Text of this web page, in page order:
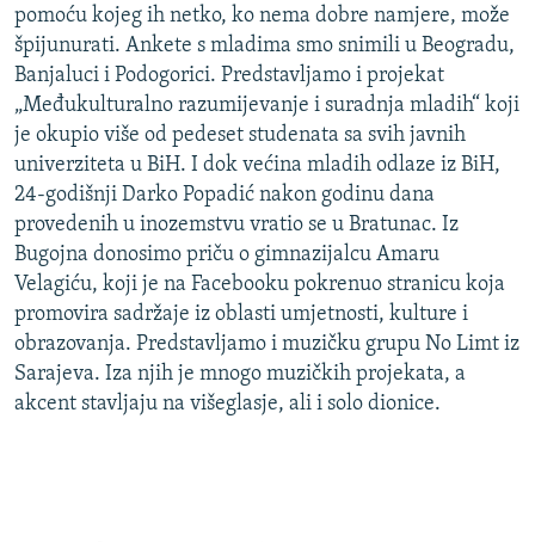
MOJA EVROPA
TRI DECENIJE OD RATA U BIH
SVE KARTE DEJTONA
NASTANAK I RASPAD JUGOSLAVIJE
pomoću kojeg ih netko, ko nema dobre namjere, može
špijunurati. Ankete s mladima smo snimili u Beogradu,
Banjaluci i Podogorici. Predstavljamo i projekat
„Međukulturalno razumijevanje i suradnja mladih“ koji
je okupio više od pedeset studenata sa svih javnih
univerziteta u BiH. I dok većina mladih odlaze iz BiH,
24-godišnji Darko Popadić nakon godinu dana
provedenih u inozemstvu vratio se u Bratunac. Iz
Bugojna donosimo priču o gimnazijalcu Amaru
Velagiću, koji je na Facebooku pokrenuo stranicu koja
promovira sadržaje iz oblasti umjetnosti, kulture i
obrazovanja. Predstavljamo i muzičku grupu No Limt iz
Sarajeva. Iza njih je mnogo muzičkih projekata, a
akcent stavljaju na višeglasje, ali i solo dionice.